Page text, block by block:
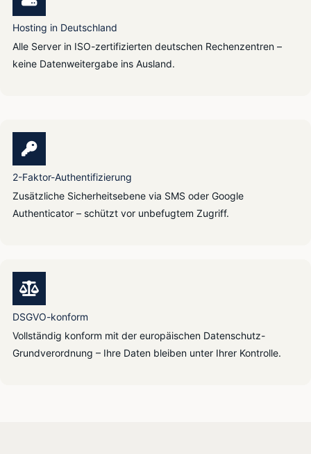
Hosting in Deutschland
Alle Server in ISO-zertifizierten deutschen Rechenzentren –
keine Datenweitergabe ins Ausland.
2-Faktor-Authentifizierung
Zusätzliche Sicherheitsebene via SMS oder Google
Authenticator – schützt vor unbefugtem Zugriff.
DSGVO-konform
Vollständig konform mit der europäischen Datenschutz-
Grundverordnung – Ihre Daten bleiben unter Ihrer Kontrolle.